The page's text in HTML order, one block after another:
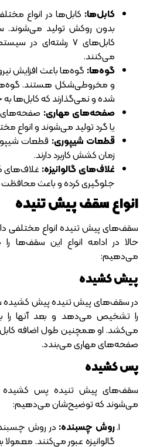
کابل‌ها:
بدون روکش تولید می‌شوند.
کابل‌های 7 رشته‌ای
می‌کنند.
گوه‌‎ها:
گوه‌ها باعث افزایش
شده و نمی‌گذارند که کابل‌ها به
صفحه‌های مهاری:
یا گرد تولید می‌شوند و انواع مختلف 1 تا 32 سوراخه
قطعات شیپوری: قطعات
زمان کشش کاربرد دارند.
غلاف‌های گالوانیزه: غلاف‌های
جلوگیری کرده و باعث محافظت
انواع سقف پیش تنیده
سقف‌های پیش تنیده انواع مختلفی
حالا در ادامه انواع این سقف‌ها
می‌دهیم:
پیش کشیده
در سقف‌های پیش تنیده پیش کشیده
را تشخیص می‌دهد و بعد آنها
می‌کشد. او همچنین طول اضافه کابل‌ها
صفحه‌های مهاری می‌بندد.
پس کشیده
سقف‌های پیش تنیده پس کشیده
می‌شوند که توضیح‌شان می‌دهیم:
روش چسبنده: در روش
گالوانیزه عبور می‌کنند. معمولا